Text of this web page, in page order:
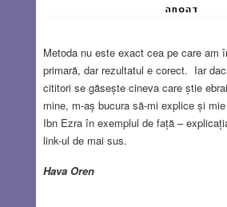
Metoda nu este exact cea pe care am
primară, dar rezultatul e corect. Iar
cititori se găsește cineva care știe
mine, m-aș bucura să-mi explice și
Ibn Ezra în exemplul de față –
link-ul de mai sus.
Hava Oren